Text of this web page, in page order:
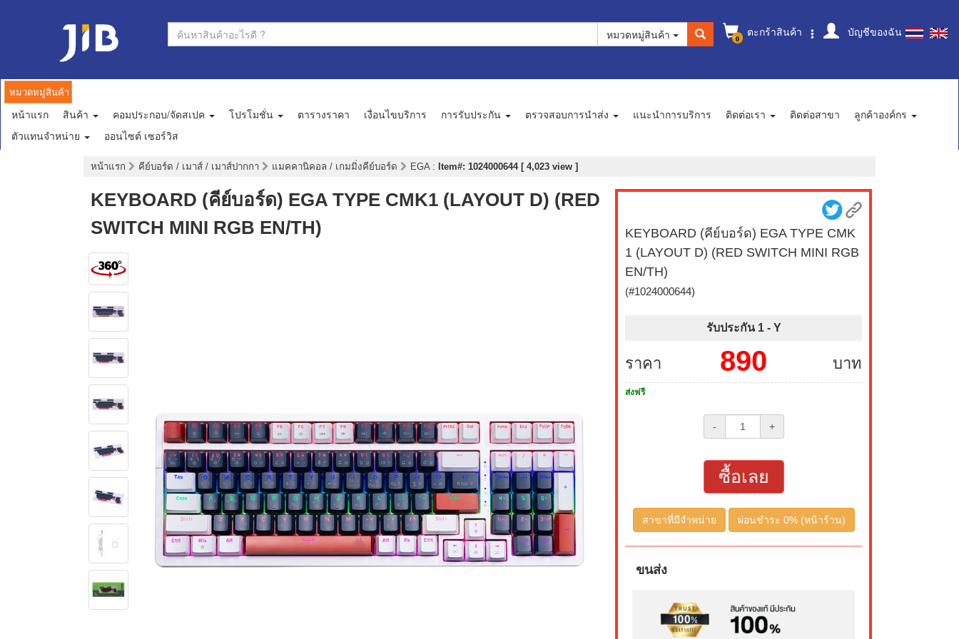
0 ตะกร้าสินค้า บัญชีของฉัน
หมวดหมู่สินค้า
หมวดหมู่สินค้า
หน้าแรก สินค้า คอมประกอบ/จัดสเปค โปรโมชั่น ตารางราคา เงื่อนไขบริการ การรับประกัน ตรวจสอบการนำส่ง แนะนำการบริการ ติดต่อเรา ติดต่อสาขา
ลูกค้าองค์กร
ตัวแทนจำหน่าย
ออนไซต์ เซอร์วิส
หน้าแรก คีย์บอร์ด / เมาส์ / เมาส์ปากกา แมคคานิคอล / เกมมิ่งคีย์บอร์ด EGA : Item#: 1024000644 [ 4,023 view ]
KEYBOARD (คีย์บอร์ด) EGA TYPE CMK1 (LAYOUT D) (RED
SWITCH MINI RGB EN/TH)
KEYBOARD (คีย์บอร์ด) EGA TYPE CMK
1 (LAYOUT D) (RED SWITCH MINI RGB
EN/TH)
(#1024000644)
รับประกัน 1 - Y
ราคา บาท
890
ส่งฟรี
- +
ซื้อเลย
สาขาที่มีจำหน่าย ผ่อนชำระ 0% (หน้าร้าน)
ขนส่ง